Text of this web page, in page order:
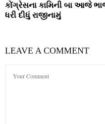
કોંગ્રેસના કામિની બા આજે
ધરી દીધું રાજીનામું
LEAVE A COMMENT